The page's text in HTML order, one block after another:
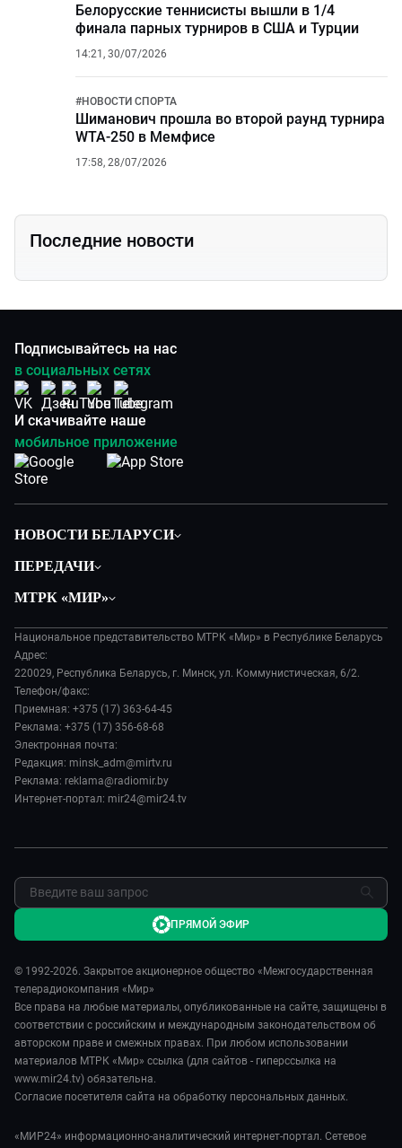
Белорусские теннисисты вышли в 1/4
финала парных турниров в США и Турции
14:21, 30/07/2026
#НОВОСТИ СПОРТА
Шиманович прошла во второй раунд турнира
WTA-250 в Мемфисе
17:58, 28/07/2026
Последние новости
Подписывайтесь на нас
в социальных сетях
И скачивайте наше
мобильное приложение
НОВОСТИ БЕЛАРУСИ
Экономика
Происшествия
Наука и технологии
Здоровье и медицина
Авто
Культура
Спорт
ПЕРЕДАЧИ
Все как у людей
Вместе выгодно
Евразия. Культурно
Евразия. Регионы
Наши иностранцы
Пять причин поехать в...
Сделано в Содружестве
МТРК «МИР»
История
Руководство
Лица мира
Новости
Пресса о нас
Карьера
Реклама
Национальное представительство МТРК «Мир» в Республике Беларусь
Адрес:
220029, Республика Беларусь, г. Минск, ул. Коммунистическая, 6/2.
Телефон/факс:
Приемная: +375 (17) 363-64-45
Реклама: +375 (17) 356-68-68
Электронная почта:
Редакция: minsk_adm@mirtv.ru
Реклама: reklama@radiomir.by
Интернет-портал: mir24@mir24.tv
© 1992-2026. Закрытое акционерное общество «Межгосударственная
телерадиокомпания «Мир»
Все права на любые материалы, опубликованные на сайте, защищены в
соответствии с российским и международным законодательством об
авторском праве и смежных правах. При любом использовании
материалов МТРК «Мир» ссылка (для сайтов - гиперссылка на
www.mir24.tv) обязательна.
Согласие посетителя сайта на обработку персональных данных.
«МИР24» информационно-аналитический интернет-портал. Сетевое
ПРЯМОЙ ЭФИР